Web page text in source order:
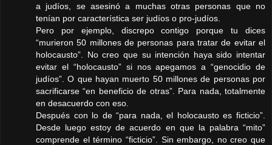
a judíos, se asesinó a muchas otras personas que no
tenían por característica ser judíos o pro-judíos.
Pero por ejemplo, discrepo contigo porque tu dices
“murieron 50 millones de personas para tratar de evitar el
holocausto”. No creo que su intención haya sido intentar
evitar el “holocausto” si nos apegamos a “genocidio de
judíos”. O que hayan muerto 50 millones de personas por
sacrificarse “en beneficio de otras”. Para nada, totalmente
en desacuerdo con eso.
Después con lo de “para nada, el holocausto es ficticio”.
Desde luego estoy de acuerdo en que la palabra “mito”
comprende el término “ficticio”. Sin embargo, no creo que